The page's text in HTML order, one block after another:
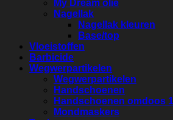
My Dream olie
Nagellak
Nagellak kleuren
Base/top
Vloeistoffen
Barbicide
Wegwerpartikelen
Wegwerpartikelen
Handschoenen
Handschoenen omdoos
Mondmaskers